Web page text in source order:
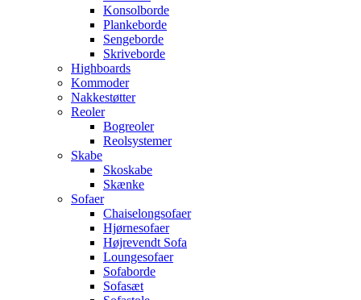
Konsolborde
Plankeborde
Sengeborde
Skriveborde
Highboards
Kommoder
Nakkestøtter
Reoler
Bogreoler
Reolsystemer
Skabe
Skoskabe
Skænke
Sofaer
Chaiselongsofaer
Hjørnesofaer
Højrevendt Sofa
Loungesofaer
Sofaborde
Sofasæt